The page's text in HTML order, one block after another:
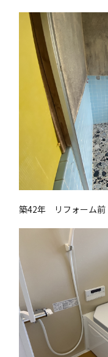
築42年 リフォーム前